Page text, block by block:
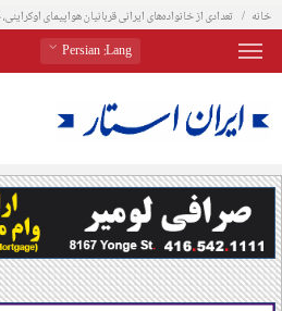
خانه تعدادی از خانواده‌های ایرانی قربانیان هواپیمای
Lang
: Persian